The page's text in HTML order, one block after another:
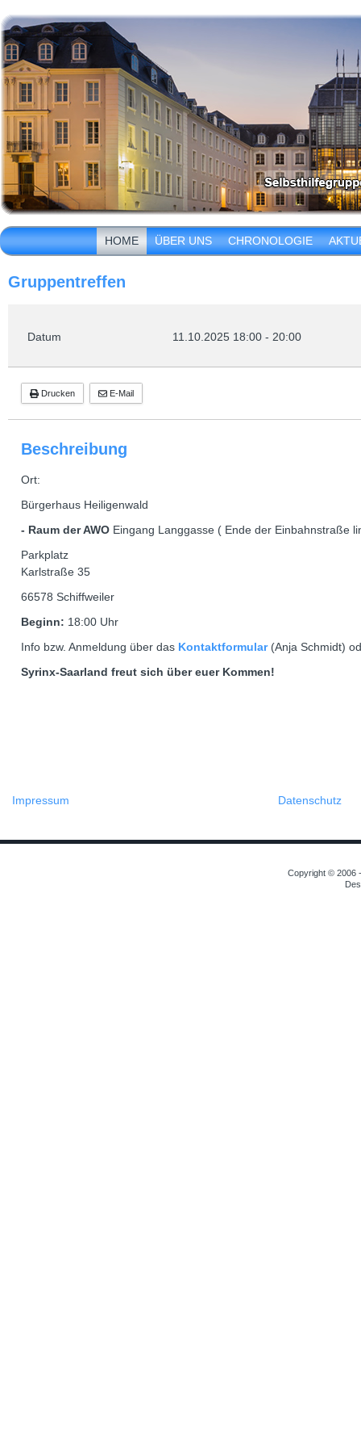
HOME ÜBER UNS CHRONOLOGIE
Gruppentreffen
Datum 11.10.2025 18:00 - 20:00
Drucken E-Mail
Beschreibung
Ort:
Bürgerhaus Heiligenwald
- Raum der AWO Eingang Langgasse ( Ende der Einbahnstraße
Parkplatz
Karlstraße 35
66578 Schiffweiler
Beginn: 18:00 Uhr
Info bzw. Anmeldung über das Kontaktformular(Anja Schmidt)
Syrinx-Saarland freut sich über euer Kommen!
Impressum Datenschutz
Copyright © 2006